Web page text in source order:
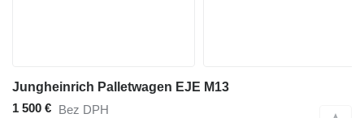
Jungheinrich Palletwagen EJE M13
1 500 € Bez DPH